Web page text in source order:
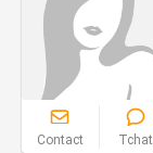
Contact Tchat